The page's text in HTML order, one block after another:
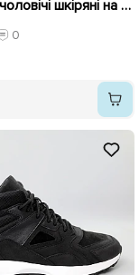
Кросівки чоловічі шкіряні на хутрі 593020 Чорні
0